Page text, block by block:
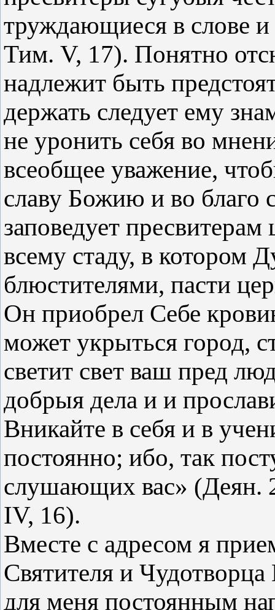
труждающиеся в слове
Тим. V, 17). Понятно
надлежит быть
держать следует ему
не уронить себя во
всеобщее уважение,
славу Божию и во благо
заповедует
всему стаду, в котором
блюстителями, пасти
Он приобрел Себе
может укрыться город,
светит свет ваш пред
добрыя дела и и
Вникайте в себя и в
постоянно; ибо, так
слушающих вас» (Деян.
IV, 16).
Вместе с адресом я
Святителя и
для меня постоянным